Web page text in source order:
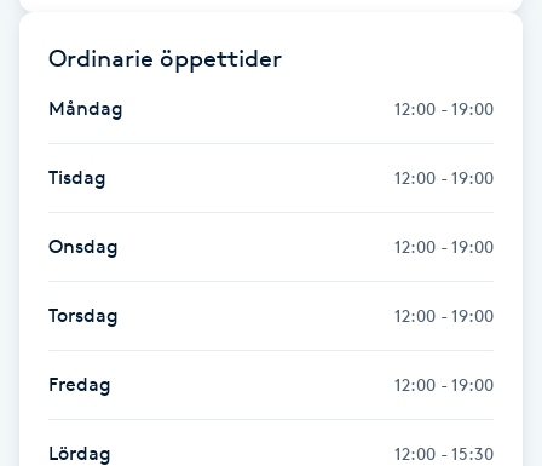
Fransk manikyr
Ordinarie öppettider
Måndag 12:00 - 19:00
Tisdag 12:00 - 19:00
Onsdag 12:00 - 19:00
Torsdag 12:00 - 19:00
Fredag 12:00 - 19:00
Lördag 12:00 - 15:30